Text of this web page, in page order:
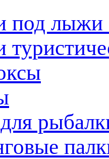
под лыжи